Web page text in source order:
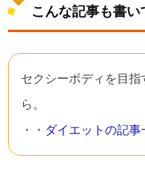
こんな記事も書い
セクシーボディを目
ら。
・・ ダイエットの記